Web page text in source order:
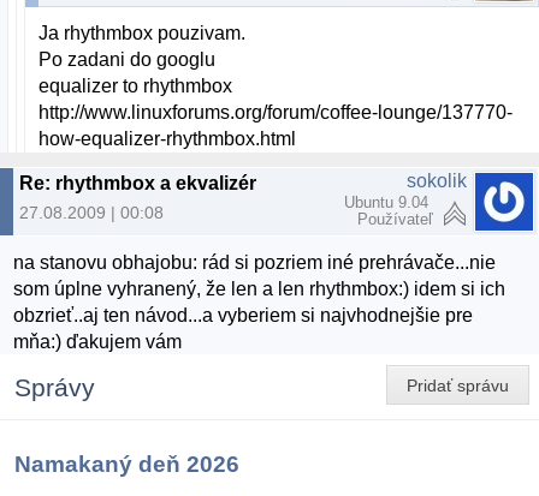
Ja rhythmbox pouzivam.
Po zadani do googlu
equalizer to rhythmbox
http://www.linuxforums.org/forum/coffee-lounge/137770-
how-equalizer-rhythmbox.html
Re: rhythmbox a ekvalizér
27.08.2009 | 00:08
sokolik
Ubuntu 9.04
Používateľ
na stanovu obhajobu: rád si pozriem iné prehrávače...nie
som úplne vyhranený, že len a len rhythmbox:) idem si ich
obzrieť..aj ten návod...a vyberiem si najvhodnejšie pre
mňa:) ďakujem vám
Pridať správu
Správy
Namakaný deň 2026